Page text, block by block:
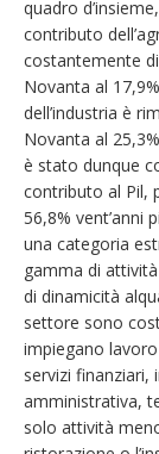
quadro
contributo
costantemente
Novanta al
dell’industria è
Novanta al
è stato dunque
contributo al Pil,
56,8% vent’anni
una categoria
gamma di
di dinamicità
settore sono
impiegano
servizi finanziari,
amministrativa,
solo attività